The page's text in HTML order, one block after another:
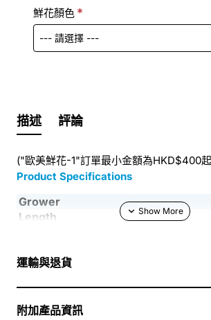
鮮花顏色
描述 評論
("歐美鮮花-1"訂單最小金額為HKD$400
Product Specifications
Grower
Length
Packing
運輸與退貨
附加產品資訊